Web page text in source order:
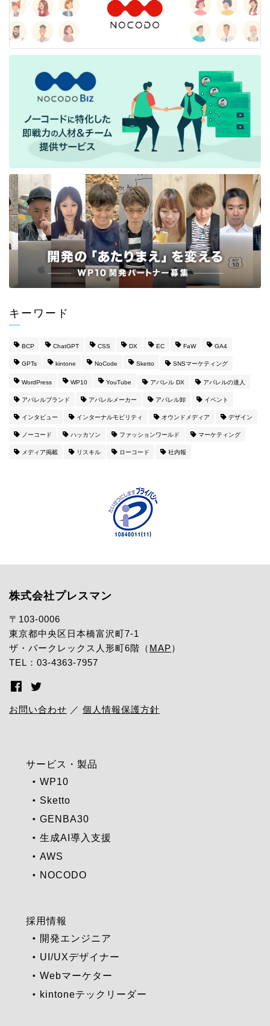
キーワード
BCP ChatGPT CSS DX EC FaW GA4
GPTs kintone NoCode Sketto SNSマーケティング
WordPress WP10 YouTube アパレル DX アパレルの達人
アパレルブランド アパレルメーカー アパレル卸 イベント
インタビュー インターナルモビリティ オウンドメディア デザイン
ノーコード ハッカソン ファッションワールド マーケティング
メディア掲載 リスキル ローコード 社内報
株式会社プレスマン
〒103-0006
東京都中央区日本橋富沢町7-1
ザ・パークレックス人形町6階（ MAP）
TEL：03-4363-7957
お問い合わせ ／ 個人情報保護方針
サービス・製品
WP10
Sketto
GENBA30
生成AI導入支援
AWS
NOCODO
採用情報
開発エンジニア
UI/UXデザイナー
Webマーケター
kintoneテックリーダー